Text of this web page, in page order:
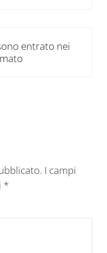
entrato nei
I campi
*